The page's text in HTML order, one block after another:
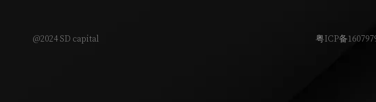
@2024 SD capital 粤ICP备